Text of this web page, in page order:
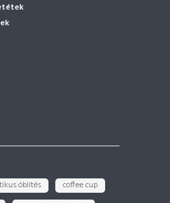
öblítés
coffee cup